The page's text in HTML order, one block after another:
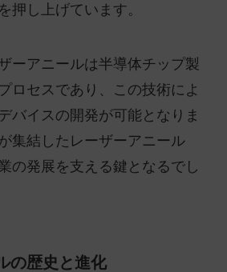
押し上げています。
ーアニールは半導体チップ製
ロセスであり、この技術によ
バイスの開発が可能となりま
集結したレーザーアニール
の発展を支える鍵となるでし
の歴史と進化